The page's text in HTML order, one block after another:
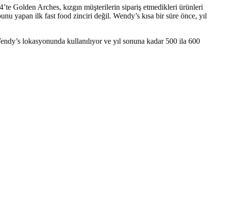
Golden Arches, kızgın müşterilerin sipariş etmedikleri ürünleri
yapan ilk fast food zinciri değil. Wendy’s kısa bir süre önce, yıl
lokasyonunda kullanılıyor ve yıl sonuna kadar 500 ila 600